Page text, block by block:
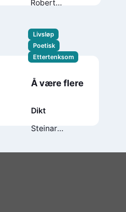
Robert
Livsløp
Poetisk
Ettertenksom
Å være flere
Dikt
Steinar